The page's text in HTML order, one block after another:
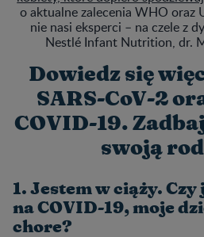
o aktualne zalecenia WHO oraz
nie nasi eksperci – na czele z
Nestlé Infant Nutrition, dr.
Dowiedz się
SARS-CoV-2
COVID-19.
swoją
1. Jestem w ciąży.
na COVID-19, moje
chore?